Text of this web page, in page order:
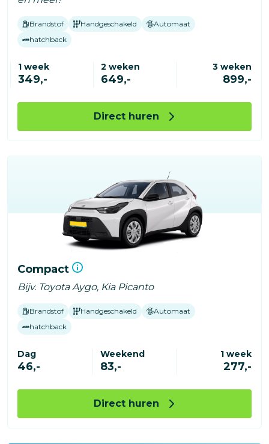
Brandstof Handgeschakeld
Automaat
hatchback
1 week
349,-
2 weken
649,-
3 weken
899,-
Direct huren
Compact
Bijv. Toyota Aygo, Kia Picanto
Brandstof Handgeschakeld
Automaat
hatchback
Dag
46,-
Weekend
83,-
1 week
277,-
Direct huren